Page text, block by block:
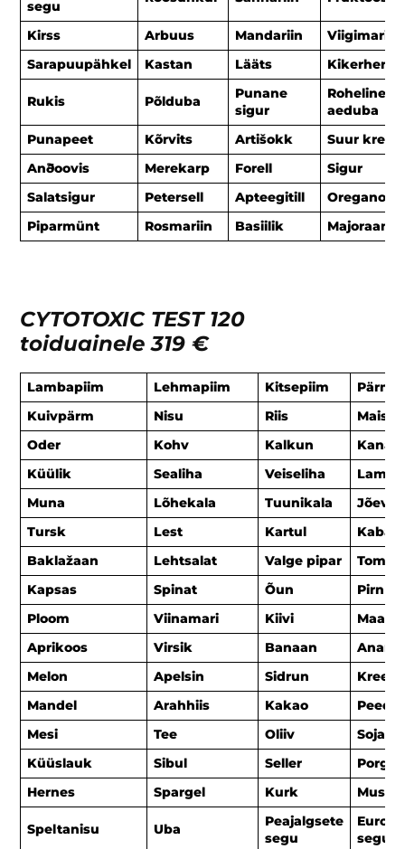
segu
Kirss Arbuus Mandariin
Viigimari
Sarapuupähkel
Kastan Lääts
Rukis Põlduba
Punane
sigur
Roheline
aeduba
Punapeet
Kõrvits Artišokk
Suur
Anðoovis
Merekarp Forell
Sigur
Salatsigur
Petersell Apteegitill
Oregano
Piparmünt
Rosmariin Basiilik Majoraan
CYTOTOXIC TEST 120
toiduainele319 €
Lambapiim Lehmapiim Kitsepiim
Pärm
Kuivpärm
Nisu Riis
Mais
Oder
Kohv Kalkun
Kana
Küülik
Sealiha Veiseliha
Muna
Lõhekala Tuunikala
Tursk
Lest Kartul
Baklažaan
Lehtsalat Valge pipar
Tomat
Kapsas
Spinat Õun
Pirn
Ploom
Viinamari Kiivi
Aprikoos
Virsik Banaan
Melon
Apelsin Sidrun
Mandel
Arahhiis Kakao
Mesi
Tee Oliiv
Soja
Küüslauk
Sibul Seller
Hernes
Spargel Kurk Must
Speltanisu Uba
Peajalgsete
segu
segu